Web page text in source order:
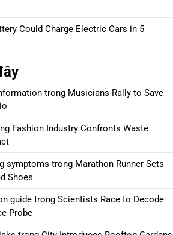
Could Charge Electric Cars in 5
trong Musicians Rally to Save
Fashion Industry Confronts Waste
symptoms trong Marathon Runner Sets
Shoes
guide trong Scientists Race to Decode
Probe